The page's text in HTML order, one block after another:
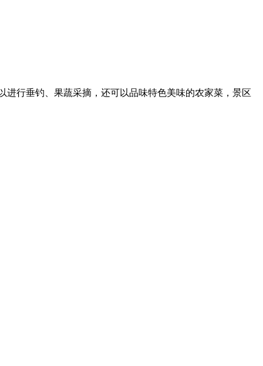
行垂钓、果蔬采摘，还可以品味特色美味的农家菜，景区